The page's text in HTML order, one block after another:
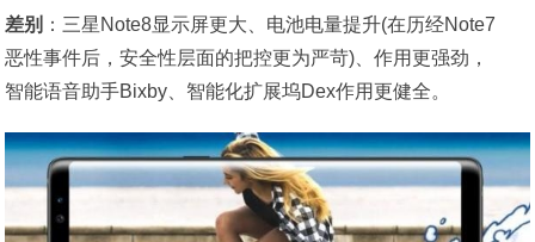
差别 ：三星Note8显示屏更大、电池电量提升(在历经Note7
恶性事件后，安全性层面的把控更为严苛)、作用更强劲，
智能语音助手Bixby、智能化扩展坞Dex作用更健全。